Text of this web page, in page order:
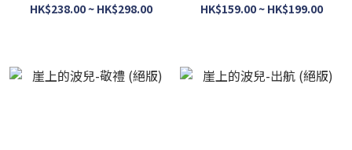
HK$238.00 ~ HK$298.00
HK$159.00 ~ HK$199.00